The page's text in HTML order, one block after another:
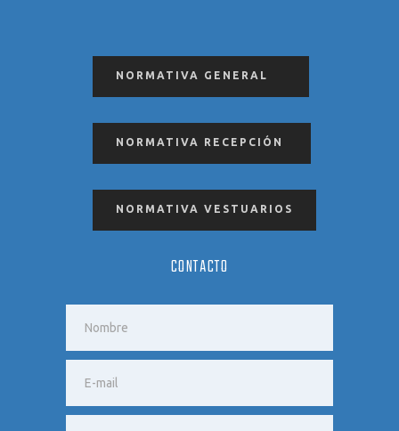
NORMATIVA GENERAL
NORMATIVA RECEPCIÓN
NORMATIVA VESTUARIOS
CONTACTO